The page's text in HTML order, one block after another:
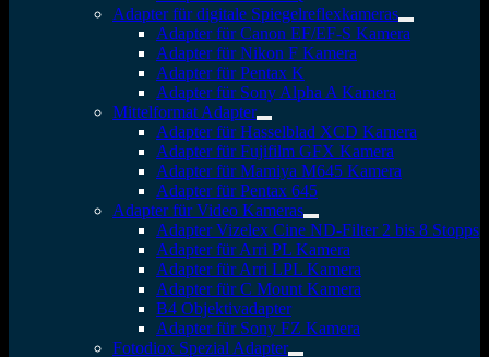
Adapter für digitale Spiegelreflexkameras
Adapter für Canon EF/EF-S Kamera
Adapter für Nikon F Kamera
Adapter für Pentax K
Adapter für Sony Alpha A Kamera
Mittelformat Adapter
Adapter für Hasselblad XCD Kamera
Adapter für Fujifilm GFX Kamera
Adapter für Mamiya M645 Kamera
Adapter für Pentax 645
Adapter für Video Kameras
Adapter Vizelex Cine ND-Filter 2 bis 8 Stopps
Adapter für Arri PL Kamera
Adapter für Arri LPL Kamera
Adapter für C Mount Kamera
B4 Objektivadapter
Adapter für Sony FZ Kamera
Fotodiox Spezial Adapter